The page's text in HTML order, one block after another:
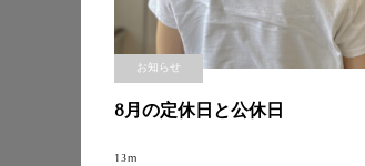
お知らせ
8月の定休日と公休日
13m